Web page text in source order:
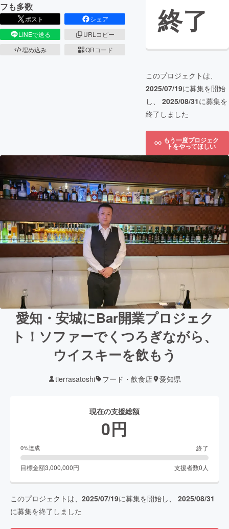
フも多数
ポスト
シェア
LINEで送る
URLコピー
埋め込み
QRコード
終了
このプロジェクトは、
2025/07/19に募集を開始
し、 2025/08/31に募集を
終了しました
もう一度プロジェク
トをやってほしい
愛知・安城にBar開業プロジェク
ト！ソファーでくつろぎながら、
ウイスキーを飲もう
tierrasatoshi フード・飲食店 愛知県
現在の支援総額
0円
0%達成 終了
目標金額3,000,000円 支援者数0 人
このプロジェクトは、 2025/07/19に募集を開始し、 2025/08/31
に募集を終了しました